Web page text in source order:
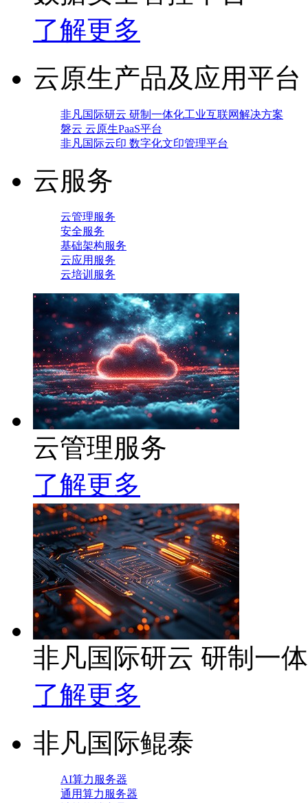
了解更多
云原生产品及应用平台
非凡国际研云 研制一体化工业互联网解决方案
磐云 云原生PaaS平台
非凡国际云印 数字化文印管理平台
云服务
云管理服务
安全服务
基础架构服务
云应用服务
云培训服务
云管理服务
了解更多
非凡国际研云 研制一
了解更多
非凡国际鲲泰
AI算力服务器
通用算力服务器